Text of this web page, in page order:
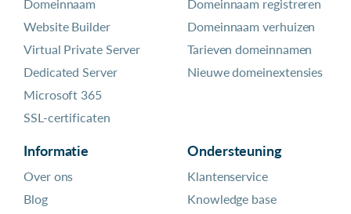
Domeinnaam
Website Builder
Virtual Private Server
Dedicated Server
Microsoft 365
SSL-certificaten
Domeinnaam registreren
Domeinnaam verhuizen
Tarieven domeinnamen
Nieuwe domeinextensies
Informatie
Over ons
Blog
Ondersteuning
Klantenservice
Knowledge base